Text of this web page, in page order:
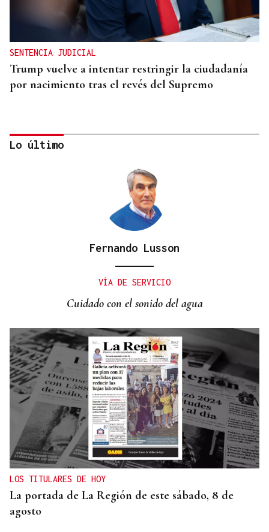
SENTENCIA JUDICIAL
Trump vuelve a intentar restringir la ciudadanía
por nacimiento tras el revés del Supremo
Chile y Venezuela retoman sus relaciones
Lo último
Fernando Lusson
VÍA DE SERVICIO
Cuidado con el sonido del agua
LOS TITULARES DE HOY
La portada de La Región de este sábado, 8 de
agosto